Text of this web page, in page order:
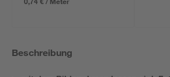
Beschreibung